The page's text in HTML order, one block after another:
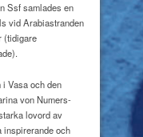
Ssf samlades en
vid Arabiastranden
(tidigare
Vasa och den
von Numers-
lovord av
inspirerande och